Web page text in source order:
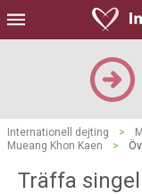
Internationell dejting >
Mueang Khon Kaen
>
Träffa